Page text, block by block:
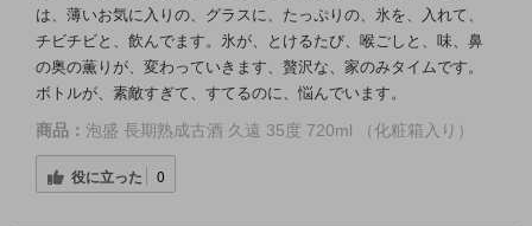
は、薄いお気に入りの、グラスに、たっぷりの、氷を、入れて、
チビチビと、飲んでます。氷が、とけるたび、喉ごしと、味、鼻
の奥の薫りが、変わっていきます、贅沢な、家のみタイムです。
ボトルが、素敵すぎて、すてるのに、悩んでいます。
商品： 泡盛 長期熟成古酒 久遠 35度 720ml （化粧箱入り）
役に立った 0